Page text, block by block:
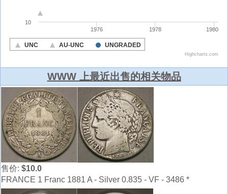
WWW 上最近出售的相关物品
售价: $10.0
FRANCE 1 Franc 1881 A - Silver 0.835 - VF - 3486 *